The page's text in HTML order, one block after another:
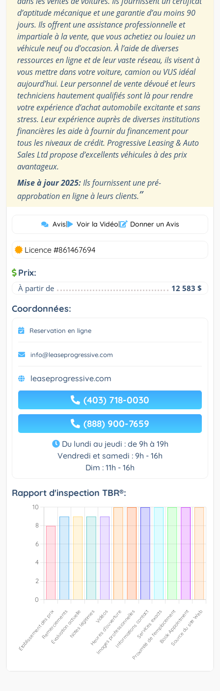
d’aptitude mécanique et une garantie d’au moins 90
jours. Ils offrent une assistance professionnelle et
impartiale à la vente, que vous achetiez ou louiez un
véhicule neuf ou d’occasion. À l’aide de diverses
ressources en ligne et de leur vaste réseau, ils visent à
vous mettre dans votre voiture, camion ou VUS idéal
aujourd’hui. Leur personnel de vente dévoué et leurs
techniciens hautement qualifiés sont là pour rendre
votre expérience d’achat automobile excitante et sans
stress. Leur expérience auprès de diverses institutions
financières les aide à fournir du financement pour
tous les niveaux de crédit. Progressive Leasing & Auto
Sales Ltd propose d’excellents véhicules à des prix
avantageux.
Mise à jour 2025:Ils fournissent une pré-
approbation en ligne à leurs clients.”
Avis| Voir la Vidéo| Donner un Avis
Licence #861467694
Prix:
À partir de 12 583 $
Coordonnées:
Reservation en ligne
info@leaseprogressive.com
leaseprogressive.com
(403) 718-0030
(888) 900-7659
Du lundi au jeudi : de 9h à 19h
Vendredi et samedi : 9h - 16h
Dim : 11h - 16h
Rapport d'inspection TBR®: